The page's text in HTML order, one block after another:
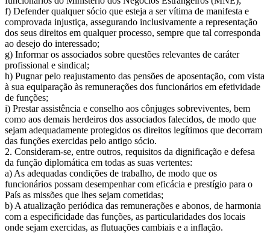
f) Defender qualquer sócio que esteja a ser vítima de manifesta e
comprovada injustiça, assegurando inclusivamente a representação
dos seus direitos em qualquer processo, sempre que tal corresponda
ao desejo do interessado;
g) Informar os associados sobre questões relevantes de caráter
profissional e sindical;
h) Pugnar pelo reajustamento das pensões de aposentação, com vista
à sua equiparação às remunerações dos funcionários em efetividade
de funções;
i) Prestar assistência e conselho aos cônjuges sobreviventes, bem
como aos demais herdeiros dos associados falecidos, de modo que
sejam adequadamente protegidos os direitos legítimos que decorram
das funções exercidas pelo antigo sócio.
2. Consideram-se, entre outros, requisitos da dignificação e defesa
da função diplomática em todas as suas vertentes:
a) As adequadas condições de trabalho, de modo que os
funcionários possam desempenhar com eficácia e prestígio para o
País as missões que lhes sejam cometidas;
b) A atualização periódica das remunerações e abonos, de harmonia
com a especificidade das funções, as particularidades dos locais
onde sejam exercidas, as flutuações cambiais e a inflação.